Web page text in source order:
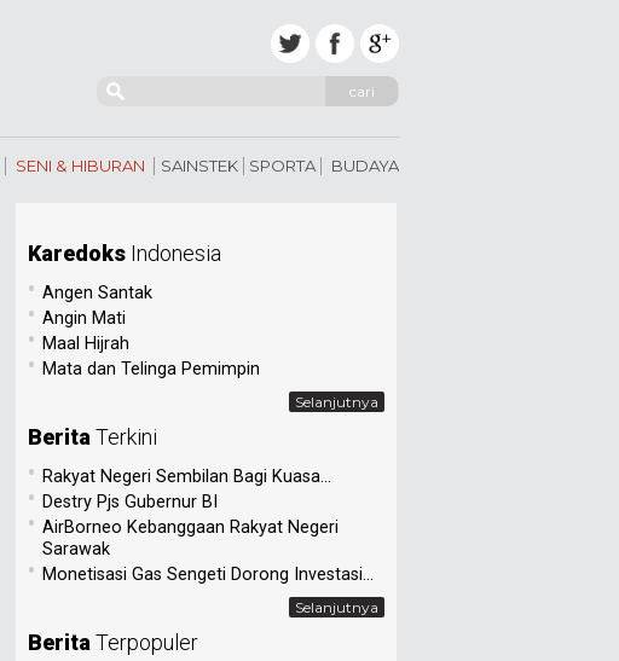
cari
SENI & HIBURAN SAINSTEK SPORTA BUDAYA
Karedoks Indonesia
• Angen Santak
• Angin Mati
• Maal Hijrah
• Mata dan Telinga Pemimpin
Selanjutnya
Berita Terkini
• Rakyat Negeri Sembilan Bagi Kuasa...
• Destry Pjs Gubernur BI
• AirBorneo Kebanggaan Rakyat Negeri
Sarawak
• Monetisasi Gas Sengeti Dorong Investasi...
Selanjutnya
Berita Terpopuler